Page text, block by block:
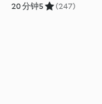
20 分钟5 (247)